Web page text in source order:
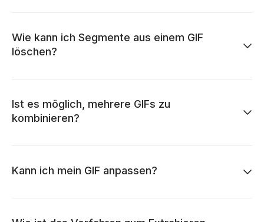
Wie kann ich Segmente aus einem GIF
löschen?
Ist es möglich, mehrere GIFs zu
kombinieren?
Kann ich mein GIF anpassen?